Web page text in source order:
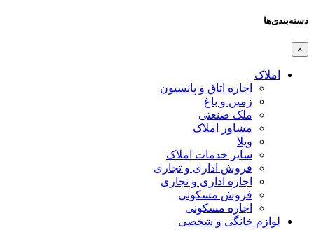
دسته‌بندی‌ها
×
املاک
اجاره اتاق و پانسیون
زمین و باغ
ملک صنعتی
مشاور املاک
ویلا
سایر خدمات املاک
فروش اداری و تجاری
اجاره اداری و تجاری
فروش مسکونی
اجاره مسکونی
لوازم خانگی و شخصی